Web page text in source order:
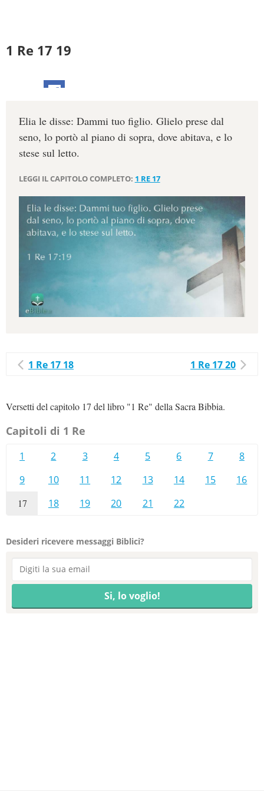
1 Re 17 19
Elia le disse: Dammi tuo figlio. Glielo prese dal
seno, lo portò al piano di sopra, dove abitava, e lo
stese sul letto.
LEGGI IL CAPITOLO COMPLETO: 1 RE 17
1 Re 17 18 1 Re 17 20
Versetti del capitolo 17 del libro "1 Re" della Sacra Bibbia.
Capitoli di 1 Re
1 2 3 4 5 6 7
8
9
10 11 12 13 14 15 16
17 18 19 20 21 22
Desideri ricevere messaggi Biblici?